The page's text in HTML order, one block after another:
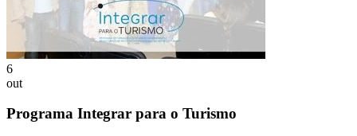
6
out
Programa Integrar para o Turismo